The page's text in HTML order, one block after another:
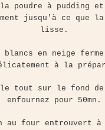
poudre à pudding et
jusqu'à ce que
lisse.
blancs en neige
à la
le tout sur le fond
enfournez pour 50mn.
au four entrouvert